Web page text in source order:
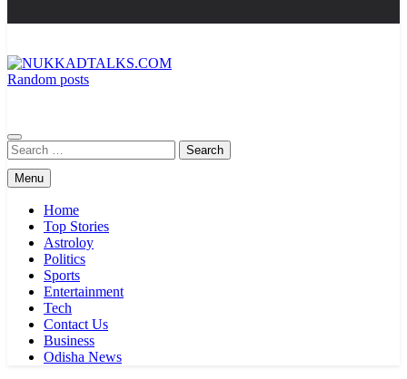
Random posts
Search
for:
Menu
Home
Top Stories
Astroloy
Politics
Sports
Entertainment
Tech
Contact Us
Business
Odisha News